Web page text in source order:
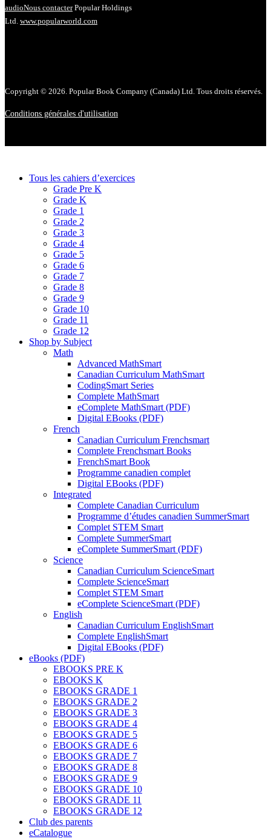
audioNous contacter Popular Holdings
Ltd. www.popularworld.com
Copyright © 2026. Popular Book Company (Canada) Ltd. Tous droits réservés.
Conditions générales d'utilisation
Tous les cahiers d’exercices
Grade Pre K
Grade K
Grade 1
Grade 2
Grade 3
Grade 4
Grade 5
Grade 6
Grade 7
Grade 8
Grade 9
Grade 10
Grade 11
Grade 12
Shop by Subject
Math
Advanced MathSmart
Canadian Curriculum MathSmart
CodingSmart Series
Complete MathSmart
eComplete MathSmart (PDF)
Digital EBooks (PDF)
French
Canadian Curriculum Frenchsmart
Complete Frenchsmart Books
FrenchSmart Book
Programme canadien complet
Digital EBooks (PDF)
Integrated
Complete Canadian Curriculum
Programme d’études canadien SummerSmart
Complet STEM Smart
Complete SummerSmart
eComplete SummerSmart (PDF)
Science
Canadian Curriculum ScienceSmart
Complete ScienceSmart
Complet STEM Smart
eComplete ScienceSmart (PDF)
English
Canadian Curriculum EnglishSmart
Complete EnglishSmart
Digital EBooks (PDF)
eBooks (PDF)
EBOOKS PRE K
EBOOKS K
EBOOKS GRADE 1
EBOOKS GRADE 2
EBOOKS GRADE 3
EBOOKS GRADE 4
EBOOKS GRADE 5
EBOOKS GRADE 6
EBOOKS GRADE 7
EBOOKS GRADE 8
EBOOKS GRADE 9
EBOOKS GRADE 10
EBOOKS GRADE 11
EBOOKS GRADE 12
Club des parents
eCatalogue